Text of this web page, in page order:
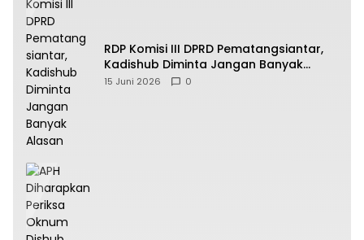
RDP Komisi III DPRD Pematangsiantar,
Kadishub Diminta Jangan Banyak
Alasan
15 Juni 2026 0